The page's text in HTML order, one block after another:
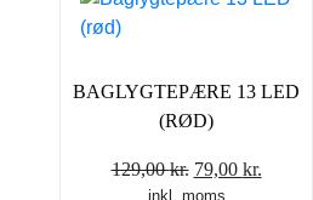
BAGLYGTEPÆRE 13 LED
(RØD)
129,00kr. Den
79,00 kr.
inkl. moms